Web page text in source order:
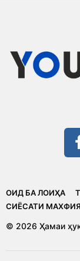
ОИД БА ЛОИҲА
CИЁСАТИ
© 2026 Ҳамаи